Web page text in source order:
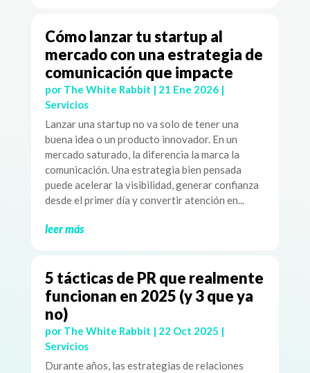
Cómo lanzar tu startup al
mercado con una estrategia de
comunicación que impacte
por The White Rabbit | 21 Ene 2026|
Servicios
Lanzar una startup no va solo de tener una
buena idea o un producto innovador. En un
mercado saturado, la diferencia la marca la
comunicación. Una estrategia bien pensada
puede acelerar la visibilidad, generar confianza
desde el primer día y convertir atención en...
leer más
5 tácticas de PR que realmente
funcionan en 2025 (y 3 que ya
no)
por The White Rabbit | 22 Oct 2025 |
Servicios
Durante años, las estrategias de relaciones